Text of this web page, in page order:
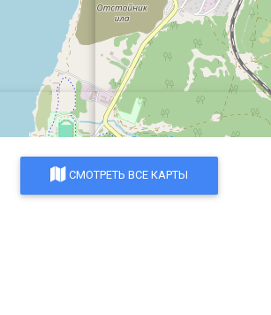
СМОТРЕТЬ ВСЕ КАРТЫ